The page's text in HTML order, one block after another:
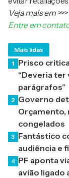
Veja mais em>>>
Entre em
Mais lidas
1 Prisco
“Deveria
parágrafos”
2 Governo
Orçamento,
congelados
3 Fantástico
audiência e
4 PF aponta
avião ligado